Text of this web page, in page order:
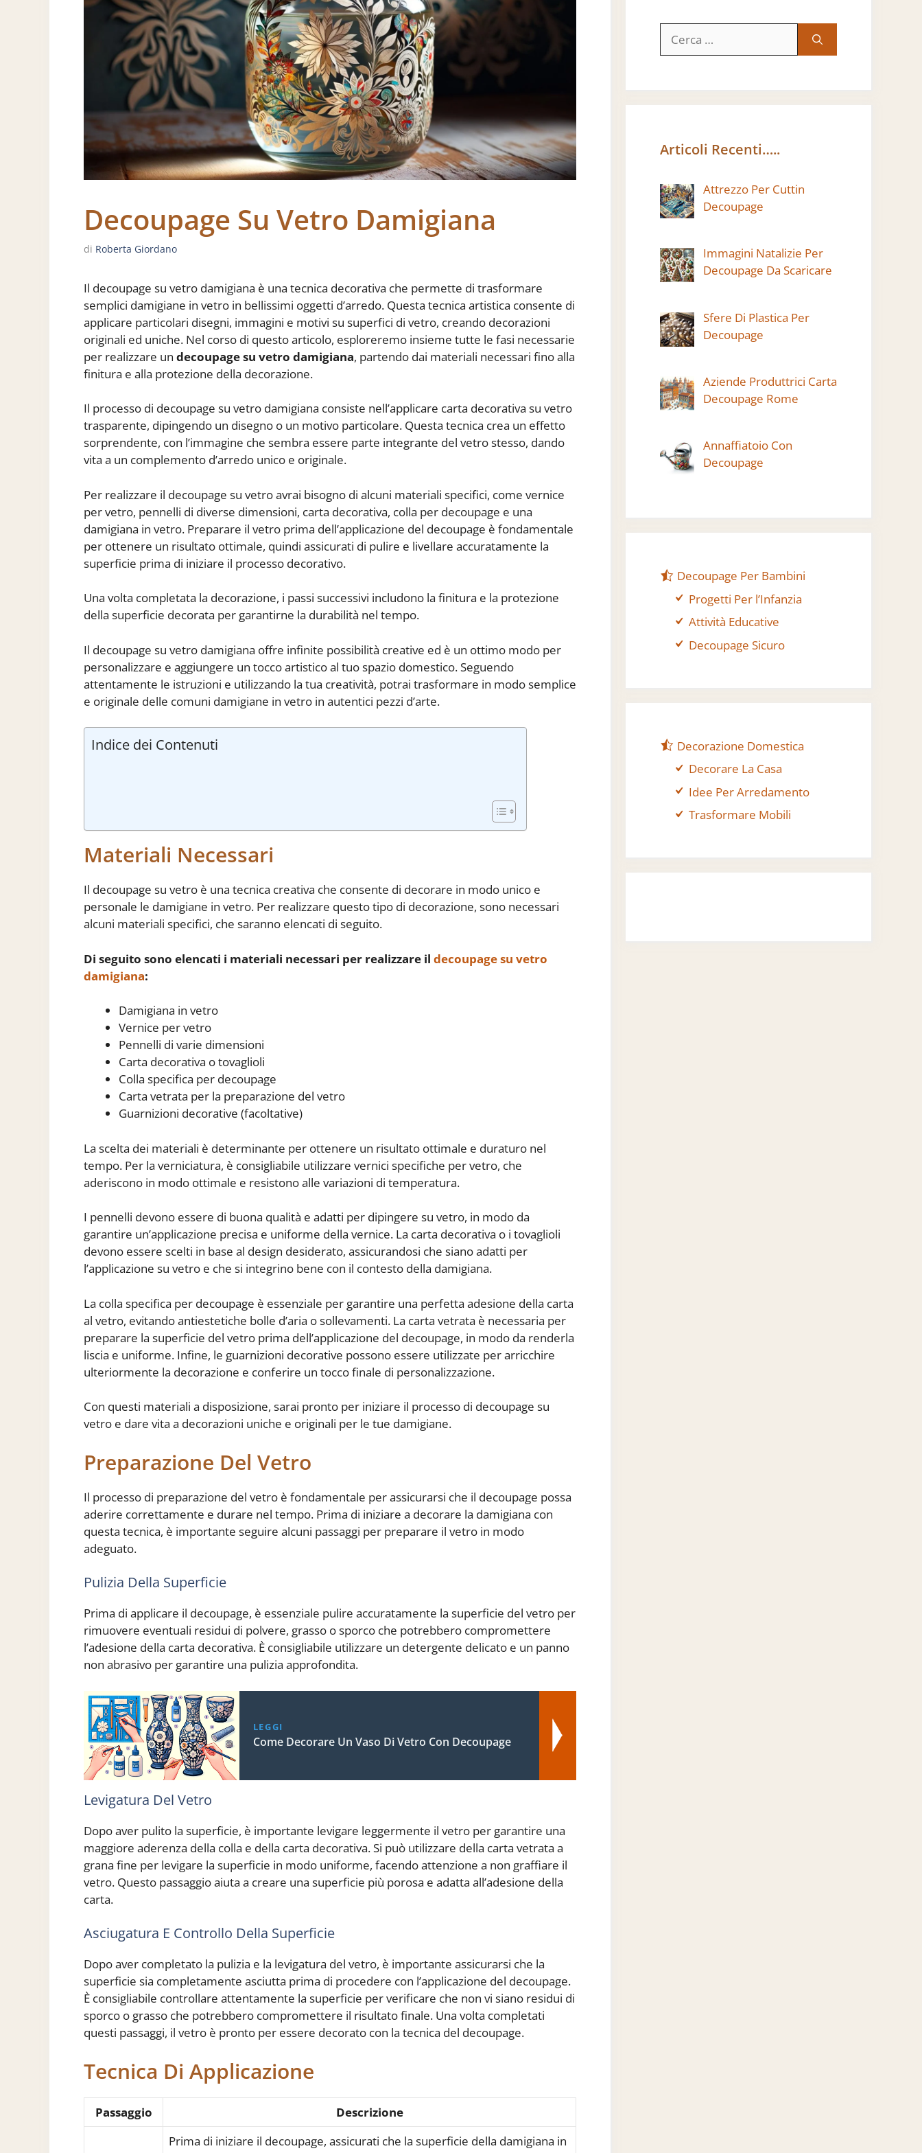
Decoupage Su Vetro Damigiana
di Roberta Giordano
Il decoupage su vetro damigiana è una tecnica decorativa che permette di trasformare
semplici damigiane in vetro in bellissimi oggetti d’arredo. Questa tecnica artistica consente di
applicare particolari disegni, immagini e motivi su superfici di vetro, creando decorazioni
originali ed uniche. Nel corso di questo articolo, esploreremo insieme tutte le fasi necessarie
per realizzare un decoupage su vetro damigiana, partendo dai materiali necessari fino alla
finitura e alla protezione della decorazione.
Il processo di decoupage su vetro damigiana consiste nell’applicare carta decorativa su vetro
trasparente, dipingendo un disegno o un motivo particolare. Questa tecnica crea un effetto
sorprendente, con l’immagine che sembra essere parte integrante del vetro stesso, dando
vita a un complemento d’arredo unico e originale.
Per realizzare il decoupage su vetro avrai bisogno di alcuni materiali specifici, come vernice
per vetro, pennelli di diverse dimensioni, carta decorativa, colla per decoupage e una
damigiana in vetro. Preparare il vetro prima dell’applicazione del decoupage è fondamentale
per ottenere un risultato ottimale, quindi assicurati di pulire e livellare accuratamente la
superficie prima di iniziare il processo decorativo.
Una volta completata la decorazione, i passi successivi includono la finitura e la protezione
della superficie decorata per garantirne la durabilità nel tempo.
Il decoupage su vetro damigiana offre infinite possibilità creative ed è un ottimo modo per
personalizzare e aggiungere un tocco artistico al tuo spazio domestico. Seguendo
attentamente le istruzioni e utilizzando la tua creatività, potrai trasformare in modo semplice
e originale delle comuni damigiane in vetro in autentici pezzi d’arte.
Indice dei Contenuti
Materiali Necessari
Il decoupage su vetro è una tecnica creativa che consente di decorare in modo unico e
personale le damigiane in vetro. Per realizzare questo tipo di decorazione, sono necessari
alcuni materiali specifici, che saranno elencati di seguito.
Di seguito sono elencati i materiali necessari per realizzare il decoupage su vetro
damigiana:
Damigiana in vetro
Vernice per vetro
Pennelli di varie dimensioni
Carta decorativa o tovaglioli
Colla specifica per decoupage
Carta vetrata per la preparazione del vetro
Guarnizioni decorative (facoltative)
La scelta dei materiali è determinante per ottenere un risultato ottimale e duraturo nel
tempo. Per la verniciatura, è consigliabile utilizzare vernici specifiche per vetro, che
aderiscono in modo ottimale e resistono alle variazioni di temperatura.
I pennelli devono essere di buona qualità e adatti per dipingere su vetro, in modo da
garantire un’applicazione precisa e uniforme della vernice. La carta decorativa o i tovaglioli
devono essere scelti in base al design desiderato, assicurandosi che siano adatti per
l’applicazione su vetro e che si integrino bene con il contesto della damigiana.
La colla specifica per decoupage è essenziale per garantire una perfetta adesione della carta
al vetro, evitando antiestetiche bolle d’aria o sollevamenti. La carta vetrata è necessaria per
preparare la superficie del vetro prima dell’applicazione del decoupage, in modo da renderla
liscia e uniforme. Infine, le guarnizioni decorative possono essere utilizzate per arricchire
ulteriormente la decorazione e conferire un tocco finale di personalizzazione.
Con questi materiali a disposizione, sarai pronto per iniziare il processo di decoupage su
vetro e dare vita a decorazioni uniche e originali per le tue damigiane.
Preparazione Del Vetro
Il processo di preparazione del vetro è fondamentale per assicurarsi che il decoupage possa
aderire correttamente e durare nel tempo. Prima di iniziare a decorare la damigiana con
questa tecnica, è importante seguire alcuni passaggi per preparare il vetro in modo
adeguato.
Pulizia Della Superficie
Prima di applicare il decoupage, è essenziale pulire accuratamente la superficie del vetro per
rimuovere eventuali residui di polvere, grasso o sporco che potrebbero compromettere
l’adesione della carta decorativa. È consigliabile utilizzare un detergente delicato e un panno
non abrasivo per garantire una pulizia approfondita.
LEGGI
Come Decorare Un Vaso Di Vetro Con Decoupage
Levigatura Del Vetro
Dopo aver pulito la superficie, è importante levigare leggermente il vetro per garantire una
maggiore aderenza della colla e della carta decorativa. Si può utilizzare della carta vetrata a
grana fine per levigare la superficie in modo uniforme, facendo attenzione a non graffiare il
vetro. Questo passaggio aiuta a creare una superficie più porosa e adatta all’adesione della
carta.
Asciugatura E Controllo Della Superficie
Dopo aver completato la pulizia e la levigatura del vetro, è importante assicurarsi che la
superficie sia completamente asciutta prima di procedere con l’applicazione del decoupage.
È consigliabile controllare attentamente la superficie per verificare che non vi siano residui di
sporco o grasso che potrebbero compromettere il risultato finale. Una volta completati
questi passaggi, il vetro è pronto per essere decorato con la tecnica del decoupage.
Tecnica Di Applicazione
Passaggio Descrizione
Prima di iniziare il decoupage, assicurati che la superficie della damigiana in
per:
Articoli Recenti…..
Attrezzo Per Cuttin
Decoupage
Immagini Natalizie Per
Decoupage Da Scaricare
Sfere Di Plastica Per
Decoupage
Aziende Produttrici Carta
Decoupage Rome
Annaffiatoio Con
Decoupage
Decoupage Per Bambini
Progetti Per l’Infanzia
Attività Educative
Decoupage Sicuro
Decorazione Domestica
Decorare La Casa
Idee Per Arredamento
Trasformare Mobili